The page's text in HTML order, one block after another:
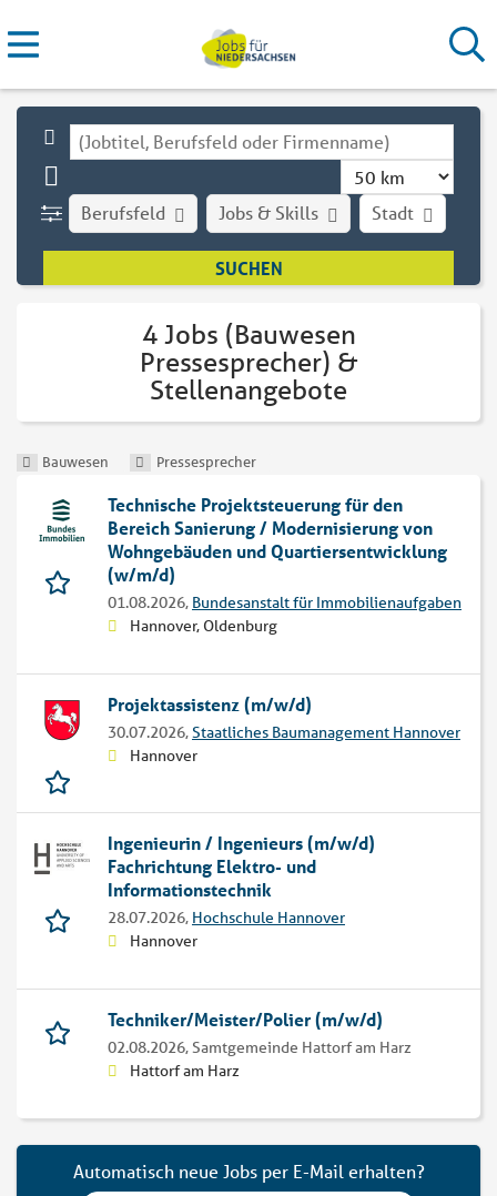
Stadt
Berufsfeld Jobs & Skills
4 Jobs (Bauwesen
Pressesprecher) &
Stellenangebote
Bauwesen Pressesprecher
Technische Projekt­steuerung für den
Bereich Sanierung / Modernisierung von
Wohngebäuden und Quartiers­entwicklung
(w/m/d)
01.08.2026, Bundesanstalt für Immobilienaufgaben
Hannover, Oldenburg
Projekt­assistenz (m/w/d)
30.07.2026,Staatliches Baumanagement Hannover
Hannover
Ingenieurin / Ingenieurs (m/w/d)
Fachrichtung Elektro- und
Informationstechnik
28.07.2026, Hochschule Hannover
Hannover
Techniker/Meister/Polier (m/w/d)
02.08.2026,Samtgemeinde Hattorf am Harz
Hattorf am Harz
Automatisch neue Jobs per E-Mail erhalten?